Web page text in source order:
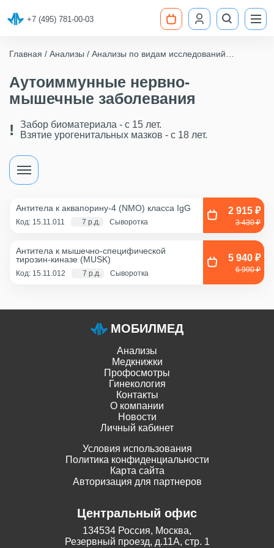
+7 (495) 781-00-03
Главная Анализы
Анализы по видам исследований
Аутоиммунные нервно-
мышечные заболевания
Забор биоматериала - c 15 лет.
Взятие урогенитальных мазков - с 18 лет.
Антитела к аквапорину-4 (NMO) класса IgG
Код: 15.11.011 7 р.д. Сыворотка
2 915 ₽
3 430 ₽
Антитела к мышечно-специфической
тирозин-киназе (MUSK)
Код: 15.11.012 7 р.д. Сыворотка
5 940 ₽
6 990 ₽
МОБИЛМЕД
Анализы
Медкнижки
Профосмотры
Гинекология
Контакты
О компании
Новости
Личный кабинет
Условия использования
Политика конфиденциальности
Карта сайта
Авторизация для партнеров
Центральный офис
134534 Россия, Москва,
Резервный проезд, д.11А, стр. 1